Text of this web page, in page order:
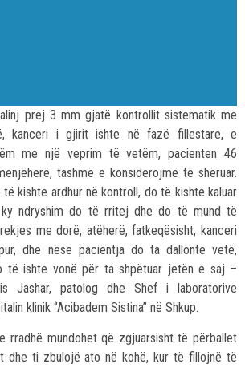
prej 3 mm gjatë kontrollit sistematik me
kanceri i gjirit ishte në fazë fillestare, e
me një veprim të vetëm, pacienten 46
tashmë e konsiderojmë të shëruar.
kishte ardhur në kontroll, do të kishte kaluar
ndryshim do të rritej dhe do të mund të
me dorë, atëherë, fatkeqësisht, kanceri
dhe nëse pacientja do ta dallonte vetë,
të ishte vonë për ta shpëtuar jetën e saj –
Jashar, patolog dhe Shef i laboratorive
klinik ‘’Acibadem Sistina’’ në Shkup.
rradhë mundohet që zgjuarsisht të përballet
dhe ti zbulojë ato në kohë, kur të fillojnë të